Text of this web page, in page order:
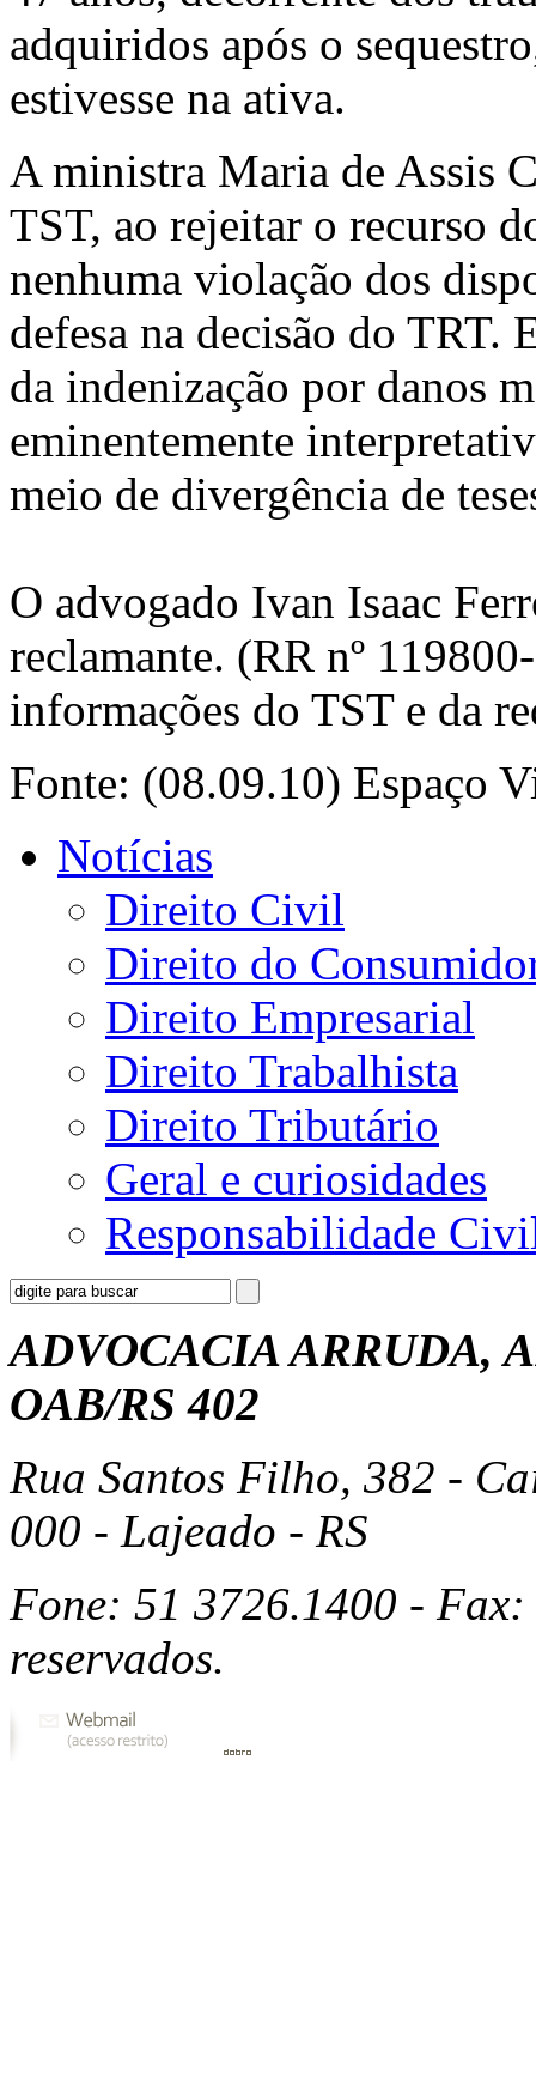
adquiridos após o
estivesse na ativa.
A ministra Maria de Assis
TST, ao rejeitar o recurso
nenhuma violação dos
defesa na decisão do TRT.
da indenização por danos
eminentemente
meio de divergência de
O advogado Ivan Isaac
reclamante. (RR nº
informações do TST e da
Fonte: (08.09.10) Espaço
Notícias
Direito Civil
Direito do
Direito Empresarial
Direito Trabalhista
Direito Tributário
Geral e curiosidades
Responsabilidade
ADVOCACIA ARRUDA,
OAB/RS 402
Rua Santos Filho, 382 -
000 - Lajeado - RS
Fone: 51 3726.1400 -
reservados.